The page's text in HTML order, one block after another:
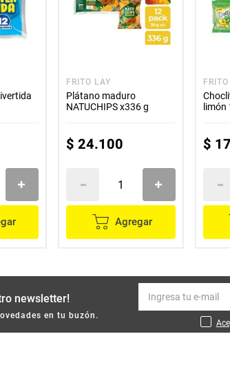
FRITO LAY
Plátano maduro
NATUCHIPS x336 g
$ 24.100
Agregar
$ 17
newsletter!
en tu buzón.